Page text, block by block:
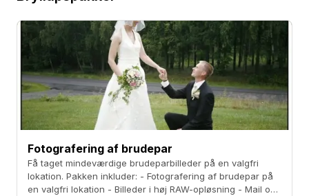
Fotografering af brudepar
Få taget mindeværdige brudeparbilleder på en valgfri
lokation. Pakken inkluder: - Fotografering af brudepar på
en valgfri lokation - Billeder i høj RAW-opløsning - Mail og